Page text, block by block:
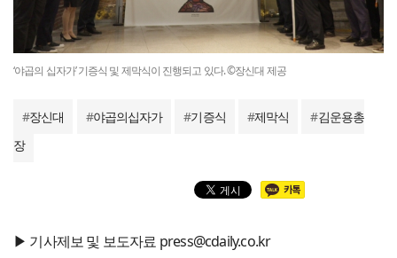
‘야곱의 십자가’ 기증식 및 제막식이 진행되고 있다. ©장신대 제공
#장신대 #야곱의십자가 #기증식 #제막식 #김운용총
장
▶ 기사제보 및 보도자료 press@cdaily.co.kr